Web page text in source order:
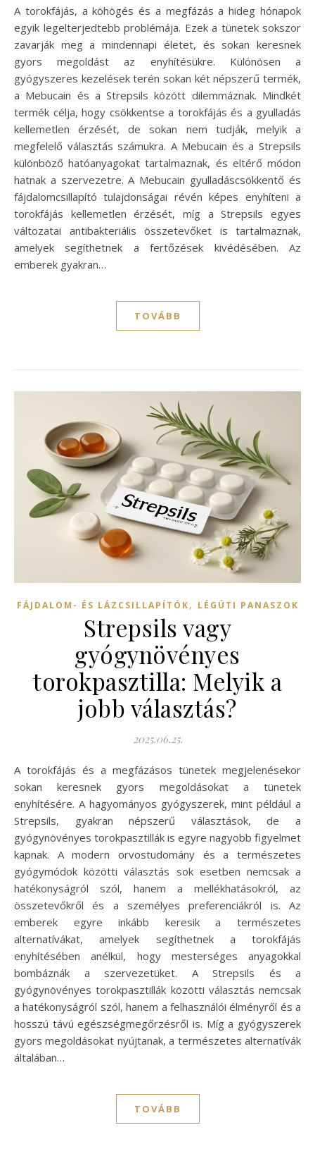
A torokfájás, a köhögés és a megfázás a hideg hónapok
egyik legelterjedtebb problémája. Ezek a tünetek sokszor
zavarják meg a mindennapi életet, és sokan keresnek
gyors megoldást az enyhítésükre. Különösen a
gyógyszeres kezelések terén sokan két népszerű termék,
a Mebucain és a Strepsils között dilemmáznak. Mindkét
termék célja, hogy csökkentse a torokfájás és a gyulladás
kellemetlen érzését, de sokan nem tudják, melyik a
megfelelő választás számukra. A Mebucain és a Strepsils
különböző hatóanyagokat tartalmaznak, és eltérő módon
hatnak a szervezetre. A Mebucain gyulladáscsökkentő és
fájdalomcsillapító tulajdonságai révén képes enyhíteni a
torokfájás kellemetlen érzését, míg a Strepsils egyes
változatai antibakteriális összetevőket is tartalmaznak,
amelyek segíthetnek a fertőzések kivédésében. Az
emberek gyakran…
TOVÁBB
FÁJDALOM- ÉS LÁZCSILLAPÍTÓK, LÉGÚTI PANASZOK
Strepsils vagy
gyógynövényes
torokpasztilla: Melyik a
jobb választás?
2025.06.25.
A torokfájás és a megfázásos tünetek megjelenésekor
sokan keresnek gyors megoldásokat a tünetek
enyhítésére. A hagyományos gyógyszerek, mint például a
Strepsils, gyakran népszerű választások, de a
gyógynövényes torokpasztillák is egyre nagyobb figyelmet
kapnak. A modern orvostudomány és a természetes
gyógymódok közötti választás sok esetben nemcsak a
hatékonyságról szól, hanem a mellékhatásokról, az
összetevőkről és a személyes preferenciákról is. Az
emberek egyre inkább keresik a természetes
alternatívákat, amelyek segíthetnek a torokfájás
enyhítésében anélkül, hogy mesterséges anyagokkal
bombáznák a szervezetüket. A Strepsils és a
gyógynövényes torokpasztillák közötti választás nemcsak
a hatékonyságról szól, hanem a felhasználói élményről és a
hosszú távú egészségmegőrzésről is. Míg a gyógyszerek
gyors megoldásokat nyújtanak, a természetes alternatívák
általában…
TOVÁBB